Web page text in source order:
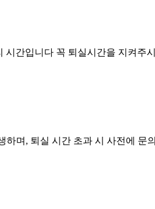
시간입니다 꼭 퇴실시간을 지켜주
하며, 퇴실 시간 초과 시 사전에 문